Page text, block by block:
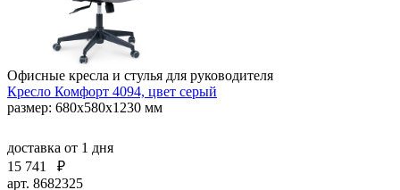
Офисные кресла и стулья для руководителя
Кресло Комфорт 4094, цвет серый
размер: 680х580х1230 мм
доставка от 1 дня
15 741
₽
арт. 8682325